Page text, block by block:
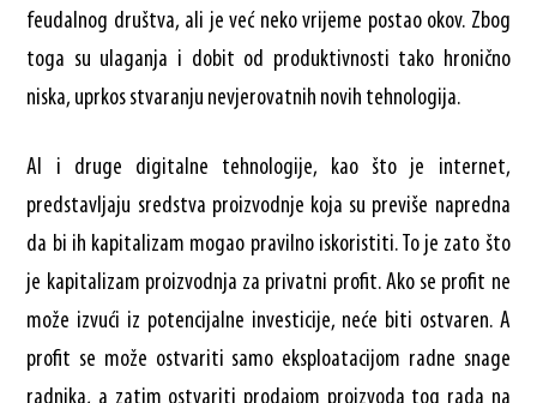
feudalnog društva, ali je već neko vrijeme postao okov. Zbog
toga su ulaganja i dobit od produktivnosti tako hronično
niska, uprkos stvaranju nevjerovatnih novih tehnologija.
AI i druge digitalne tehnologije, kao što je internet,
predstavljaju sredstva proizvodnje koja su previše napredna
da bi ih kapitalizam mogao pravilno iskoristiti. To je zato što
je kapitalizam proizvodnja za privatni profit. Ako se profit ne
može izvući iz potencijalne investicije, neće biti ostvaren. A
profit se može ostvariti samo eksploatacijom radne snage
radnika, a zatim ostvariti prodajom proizvoda tog rada na